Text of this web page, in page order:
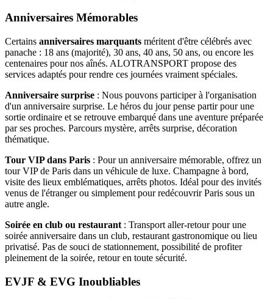
Anniversaires Mémorables
Certains anniversaires marquants méritent d'être célébrés avec
panache : 18 ans (majorité), 30 ans, 40 ans, 50 ans, ou encore les
centenaires pour nos aînés. ALOTRANSPORT propose des
services adaptés pour rendre ces journées vraiment spéciales.
Anniversaire surprise : Nous pouvons participer à l'organisation
d'un anniversaire surprise. Le héros du jour pense partir pour une
sortie ordinaire et se retrouve embarqué dans une aventure préparée
par ses proches. Parcours mystère, arrêts surprise, décoration
thématique.
Tour VIP dans Paris : Pour un anniversaire mémorable, offrez un
tour VIP de Paris dans un véhicule de luxe. Champagne à bord,
visite des lieux emblématiques, arrêts photos. Idéal pour des invités
venus de l'étranger ou simplement pour redécouvrir Paris sous un
autre angle.
Soirée en club ou restaurant : Transport aller-retour pour une
soirée anniversaire dans un club, restaurant gastronomique ou lieu
privatisé. Pas de souci de stationnement, possibilité de profiter
pleinement de la soirée, retour en toute sécurité.
EVJF & EVG Inoubliables